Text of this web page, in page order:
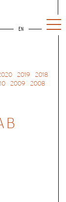
EN
2019
2018
2009
2008